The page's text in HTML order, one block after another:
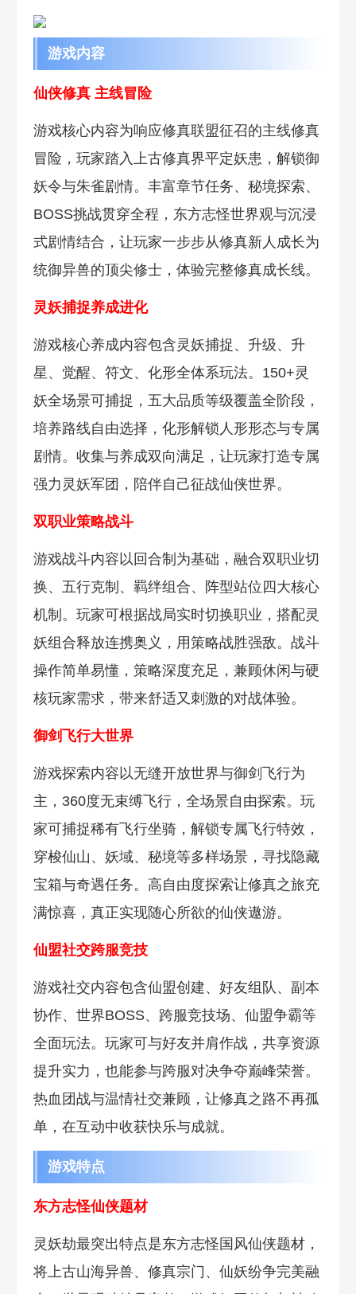
游戏内容
仙侠修真 主线冒险
游戏核心内容为响应修真联盟征召的主线修真
冒险，玩家踏入上古修真界平定妖患，解锁御
妖令与朱雀剧情。丰富章节任务、秘境探索、
BOSS挑战贯穿全程，东方志怪世界观与沉浸
式剧情结合，让玩家一步步从修真新人成长为
统御异兽的顶尖修士，体验完整修真成长线。
灵妖捕捉养成进化
游戏核心养成内容包含灵妖捕捉、升级、升
星、觉醒、符文、化形全体系玩法。150+灵
妖全场景可捕捉，五大品质等级覆盖全阶段，
培养路线自由选择，化形解锁人形形态与专属
剧情。收集与养成双向满足，让玩家打造专属
强力灵妖军团，陪伴自己征战仙侠世界。
双职业策略战斗
游戏战斗内容以回合制为基础，融合双职业切
换、五行克制、羁绊组合、阵型站位四大核心
机制。玩家可根据战局实时切换职业，搭配灵
妖组合释放连携奥义，用策略战胜强敌。战斗
操作简单易懂，策略深度充足，兼顾休闲与硬
核玩家需求，带来舒适又刺激的对战体验。
御剑飞行大世界
游戏探索内容以无缝开放世界与御剑飞行为
主，360度无束缚飞行，全场景自由探索。玩
家可捕捉稀有飞行坐骑，解锁专属飞行特效，
穿梭仙山、妖域、秘境等多样场景，寻找隐藏
宝箱与奇遇任务。高自由度探索让修真之旅充
满惊喜，真正实现随心所欲的仙侠遨游。
仙盟社交跨服竞技
游戏社交内容包含仙盟创建、好友组队、副本
协作、世界BOSS、跨服竞技场、仙盟争霸等
全面玩法。玩家可与好友并肩作战，共享资源
提升实力，也能参与跨服对决争夺巅峰荣誉。
热血团战与温情社交兼顾，让修真之路不再孤
单，在互动中收获快乐与成就。
游戏特点
东方志怪仙侠题材
灵妖劫最突出特点是东方志怪国风仙侠题材，
将上古山海异兽、修真宗门、仙妖纷争完美融